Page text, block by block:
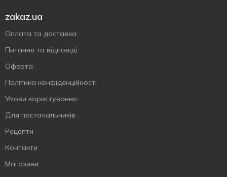
zakaz.ua
Оплата та доставка
Питання та відповіді
Оферта
Політика конфіденційності
Умови користування
Для постачальників
Рецепти
Контакти
Магазини